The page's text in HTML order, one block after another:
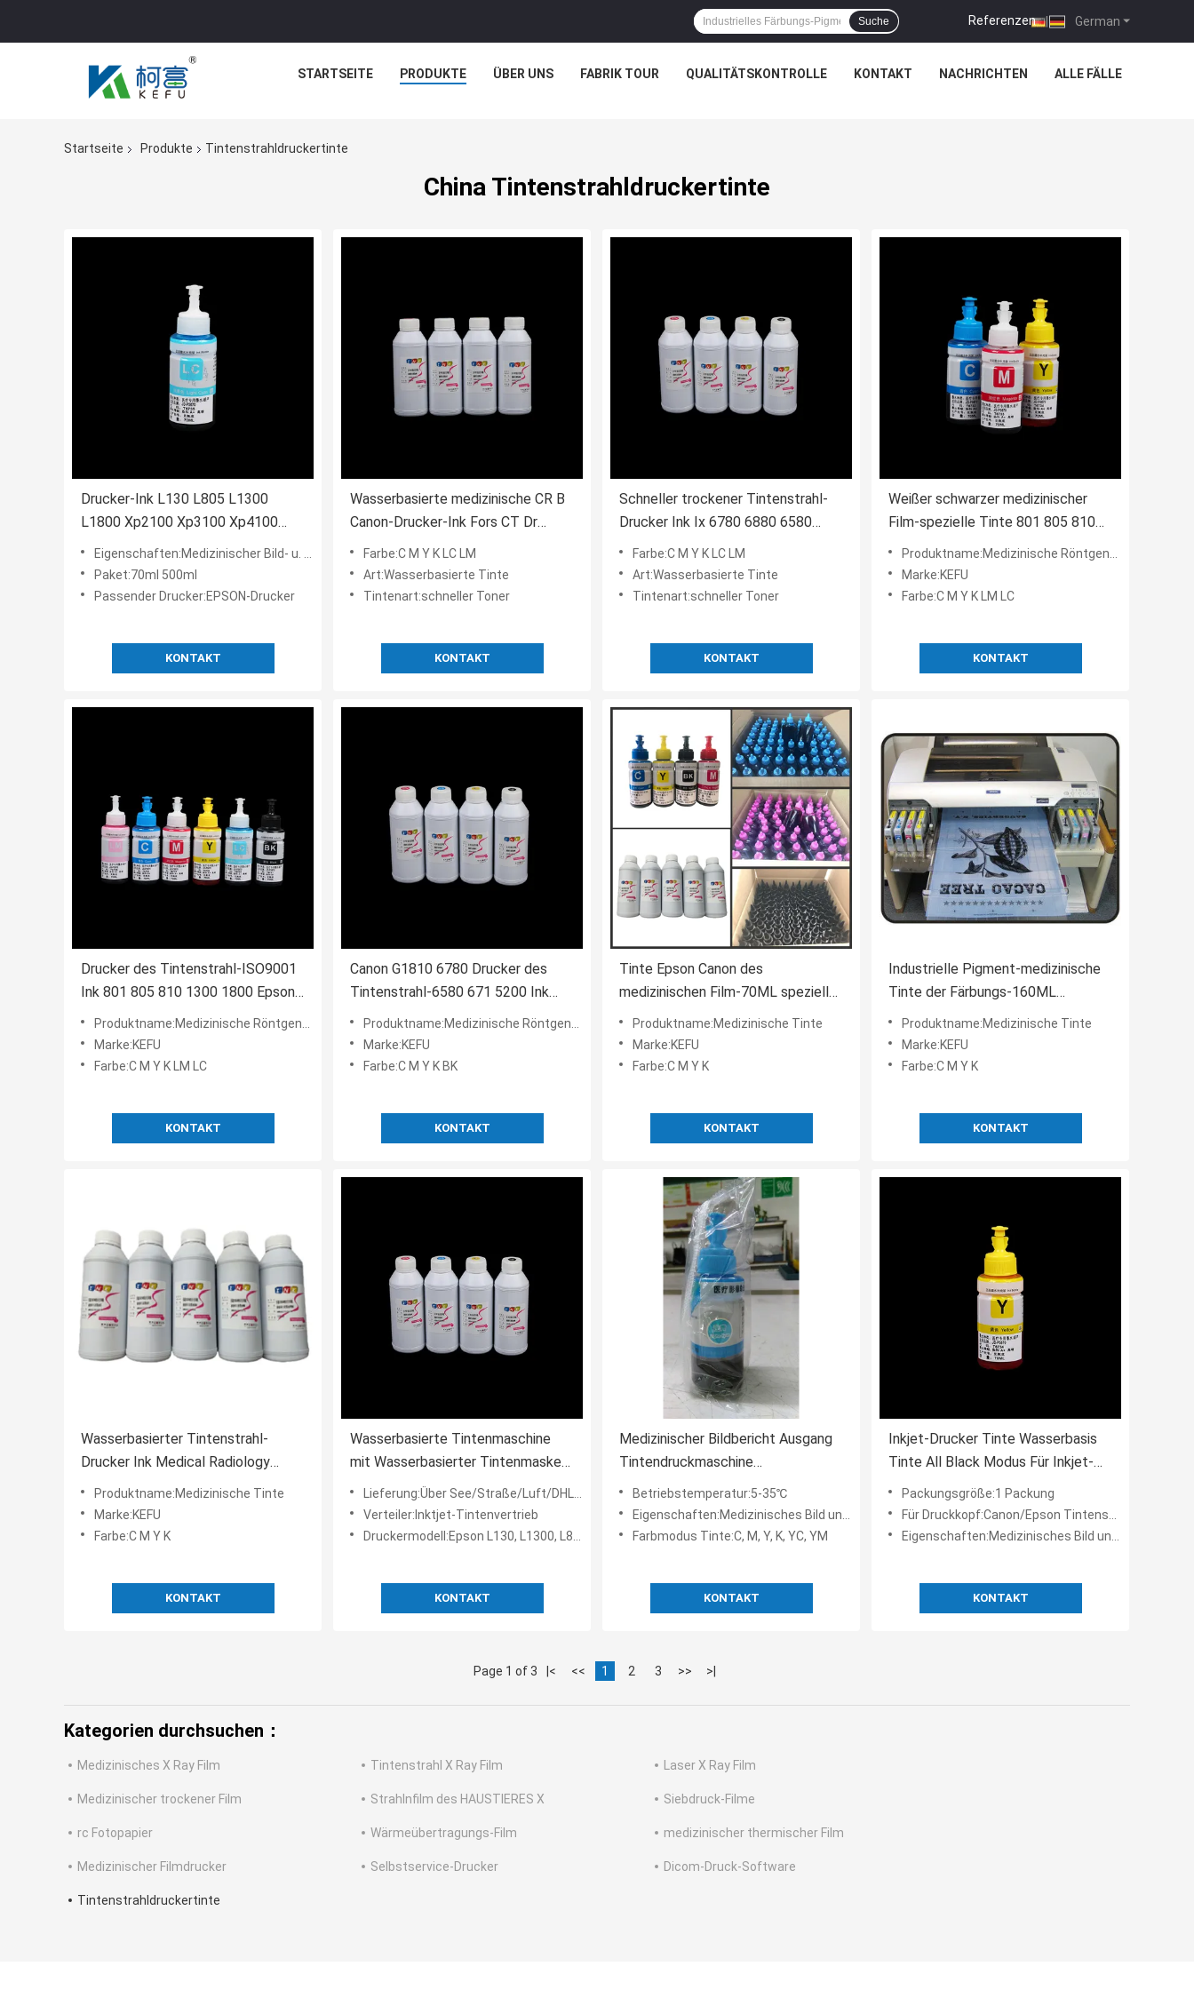
German
Referenzen |
Suche
STARTSEITE PRODUKTE ÜBER UNS FABRIK TOUR QUALITÄTSKONTROLLE KONTAKT NACHRICHTEN ALLE FÄLLE
Startseite Produkte Tintenstrahldruckertinte
China Tintenstrahldruckertinte
Drucker-Ink L130 L805 L1300
L1800 Xp2100 Xp3100 Xp4100
Epson des Tintenstrahl-70ml
Drucker Ink
Eigenschaften:Medizinischer Bild- u. Berichtsertrag
Paket:70ml 500ml
Passender Drucker:EPSON-Drucker
KONTAKT
Wasserbasierte medizinische CR B
Canon-Drucker-Ink Fors CT Dr
Ultraschall-Radiologie
Farbe:C M Y K LC LM
Art:Wasserbasierte Tinte
Tintenart:schneller Toner
KONTAKT
Schneller trockener Tintenstrahl-
Drucker Ink Ix 6780 6880 6580
Tinte Ip7280 G1810 G1800 Ipf510
Mp5670 Canon
Farbe:C M Y K LC LM
Art:Wasserbasierte Tinte
Tintenart:schneller Toner
KONTAKT
Weißer schwarzer medizinischer
Film-spezielle Tinte 801 805 810
1300 1800 Epson-Drucker Ink
Produktname:Medizinische Röntgenfilm-Tinte
Marke:KEFU
Farbe:C M Y K LM LC
KONTAKT
Drucker des Tintenstrahl-ISO9001
Ink 801 805 810 1300 1800 Epson-
Drucker Film Ink
Produktname:Medizinische Röntgenfilm-Tinte
Marke:KEFU
Farbe:C M Y K LM LC
KONTAKT
Canon G1810 6780 Drucker des
Tintenstrahl-6580 671 5200 Ink
Medical Radiology X Ray Film Ink
Produktname:Medizinische Röntgenfilm-Tinte
Marke:KEFU
Farbe:C M Y K BK
KONTAKT
Tinte Epson Canon des
medizinischen Film-70ML spezielle
Tintenstrahl-Drucker-Tinte
Produktname:Medizinische Tinte
Marke:KEFU
Farbe:C M Y K
KONTAKT
Industrielle Pigment-medizinische
Tinte der Färbungs-160ML
spezieller Farbdrucker Epson 4 Ink
Produktname:Medizinische Tinte
Marke:KEFU
Farbe:C M Y K
KONTAKT
Wasserbasierter Tintenstrahl-
Drucker Ink Medical Radiology
Canons Epson 500ML X Ray Film
Ink
Produktname:Medizinische Tinte
Marke:KEFU
Farbe:C M Y K
KONTAKT
Wasserbasierte Tintenmaschine
mit Wasserbasierter Tintenmaske
in Schwarz
Lieferung:Über See/Straße/Luft/DHL/Fedex
Verteiler:Inktjet-Tintenvertrieb
Druckermodell:Epson L130, L1300, L805, L3251 usw.
KONTAKT
Medizinischer Bildbericht Ausgang
Tintendruckmaschine
Tintenpatrone Wasserdichtigkeit
Betriebstemperatur:5-35℃
Eigenschaften:Medizinisches Bild und Bericht
Farbmodus Tinte:C, M, Y, K, YC, YM
KONTAKT
Inkjet-Drucker Tinte Wasserbasis
Tinte All Black Modus Für Inkjet-
Drucker
Packungsgröße:1 Packung
Für Druckkopf:Canon/Epson Tintenstrahldrucker
Eigenschaften:Medizinisches Bild und Bericht
KONTAKT
Page 1 of 3 |< << 1 2 3 >> >|
Kategorien durchsuchen：
Medizinisches X Ray Film Tintenstrahl X Ray Film Laser X Ray Film
Medizinischer trockener Film Strahlnfilm des HAUSTIERES X Siebdruck-Filme
rc Fotopapier Wärmeübertragungs-Film medizinischer thermischer Film
Medizinischer Filmdrucker Selbstservice-Drucker Dicom-Druck-Software
Tintenstrahldruckertinte